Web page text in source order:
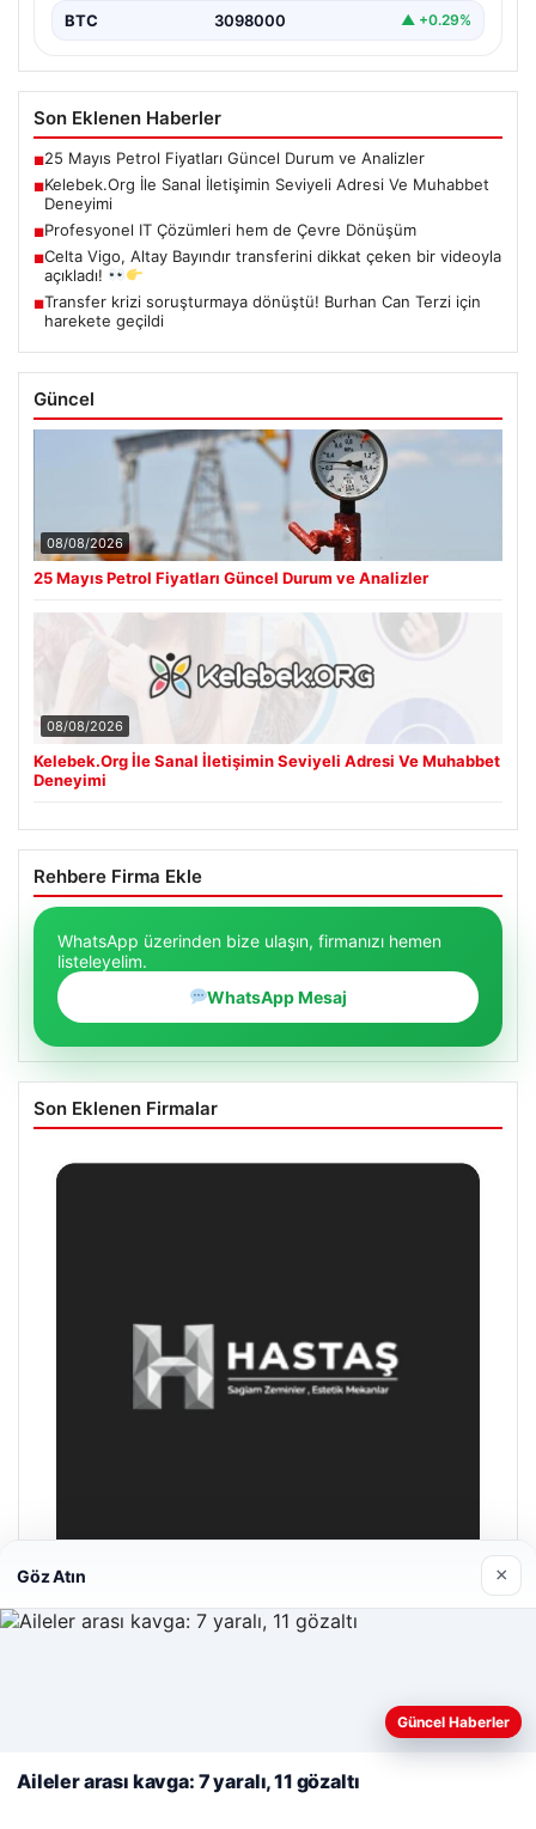
BTC 3098000 ▲ +0.29%
Son Eklenen Haberler
■25 Mayıs Petrol Fiyatları Güncel Durum ve Analizler
■Kelebek.Org İle Sanal İletişimin Seviyeli Adresi Ve Muhabbet
Deneyimi
■Profesyonel IT Çözümleri hem de Çevre Dönüşüm
■Celta Vigo, Altay Bayındır transferini dikkat çeken bir videoyla
açıkladı!
■Transfer krizi soruşturmaya dönüştü! Burhan Can Terzi için
harekete geçildi
Güncel
08/08/2026
25 Mayıs Petrol Fiyatları Güncel Durum ve Analizler
08/08/2026
Kelebek.Org İle Sanal İletişimin Seviyeli Adresi Ve Muhabbet
Deneyimi
Rehbere Firma Ekle
WhatsApp üzerinden bize ulaşın, firmanızı hemen
listeleyelim.
WhatsApp Mesaj
Son Eklenen Firmalar
Hastaş Beton
deneyiminizi kişiselleştirmek ve geliştirmek amacıyla çerezler
Reddet Kabul Et
Göz Atın ×
Güncel Haberler
Aileler arası kavga: 7 yaralı, 11 gözaltı